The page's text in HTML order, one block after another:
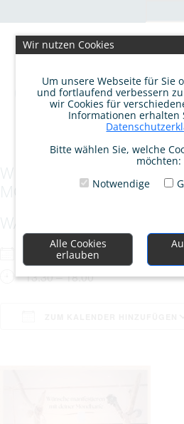
Inhalt
springen
WÜNSCHE
MONDHARFE
WANN
Sa.. 31.05.2025
13:30 – 18:00
Wir nutzen Cookies
Um unsere Webseite für Sie
und fortlaufend verbessern
wir Cookies für
Informationen erhalten
Bitte wählen Sie, welche
möchten:
Notwendige
Alle Cookies
erlauben